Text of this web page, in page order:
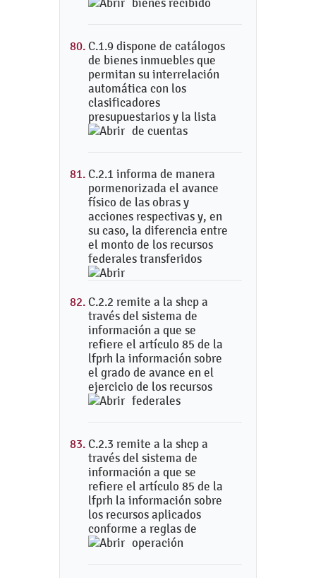
bienes recibido
C.1.9 dispone de catálogos
de bienes inmuebles que
permitan su interrelación
automática con los
clasificadores
presupuestarios y la lista
de cuentas
C.2.1 informa de manera
pormenorizada el avance
físico de las obras y
acciones respectivas y, en
su caso, la diferencia entre
el monto de los recursos
federales transferidos
C.2.2 remite a la shcp a
través del sistema de
información a que se
refiere el artículo 85 de la
lfprh la información sobre
el grado de avance en el
ejercicio de los recursos
federales
C.2.3 remite a la shcp a
través del sistema de
información a que se
refiere el artículo 85 de la
lfprh la información sobre
los recursos aplicados
conforme a reglas de
operación